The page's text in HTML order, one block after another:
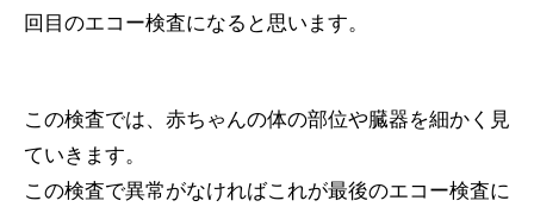
回目のエコー検査になると思います。
この検査では、赤ちゃんの体の部位や臓器を細かく見
ていきます。
この検査で異常がなければこれが最後のエコー検査に